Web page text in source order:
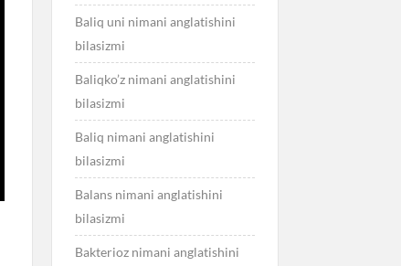
Baliq uni nimani anglatishini
bilasizmi
Baliqko’z nimani anglatishini
bilasizmi
Baliq nimani anglatishini
bilasizmi
Balans nimani anglatishini
bilasizmi
Bakterioz nimani anglatishini